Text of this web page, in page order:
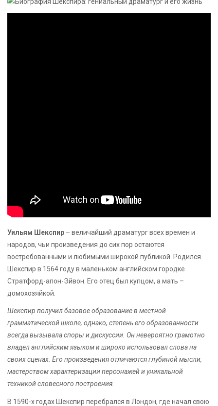
Уильям Шекспир – величайший драматург всех времен и
народов, чьи произведения до сих пор остаются
востребованными и любимыми широкой публикой. Родился
Шекспир в 1564 году в маленьком английском городке
Стратфорд-апон-Эйвон. Его отец был купцом, а мать –
домохозяйкой.
Шекспир получил базовое образование в местной
грамматической школе, однако, степень его образованности
всегда вызывала споры и дискуссии. Он невероятно грамотно
владел английским языком и широко использовал слова на
своих сценах. Его произведения отличаются глубиной мысли,
мастерством характеризации персонажей и уникальной
техникой словесного построения.
В 1590-х годах Шекспир перебрался в Лондон, где начал свою